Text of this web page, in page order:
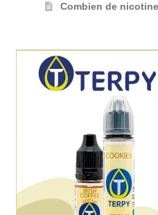
Combien de